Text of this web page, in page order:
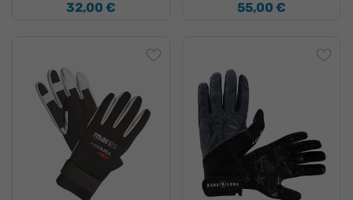
32,00 € 55,00 €